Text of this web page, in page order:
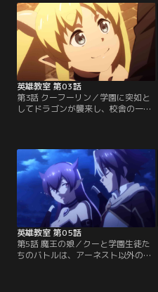
無視した突飛な言動により、学園の
女帝であるアーネストからも目を付
けられてしまう。だが、その戦闘能
力は圧倒的で、周囲を黙らせるには
十分なものだった！それもそのはず
で彼の正体は…。
英雄教室 第03話
第3話 クーフーリン／学園に突如と
してドラゴンが襲来し、校舎の一部
し、ブレイドを「親さま」として懐
いてしまった！ブレイドによりクー
フーリンと名付けられた彼女は、寂
しがりやで甘えん坊なのだが、ドラ
ゴンの本能から自分よりも弱いもの
とは…。
英雄教室 第05話
第5話 魔王の娘／クーと学園生徒た
ちのバトルは、アーネスト以外の生